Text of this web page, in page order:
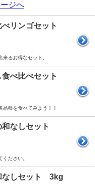
ジへ
べリンゴセット
るお得なセット。
食べ比べセット
種を食べてみよう！！
和なしセット
ださい。
なしセット 3kg